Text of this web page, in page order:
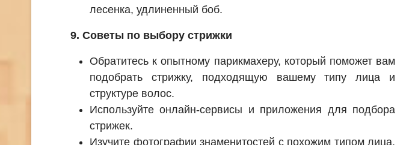
лесенка, удлиненный боб.
9. Советы по выбору стрижки
Обратитесь к опытному парикмахеру, который поможет вам
подобрать стрижку, подходящую вашему типу лица и
структуре волос.
Используйте онлайн-сервисы и приложения для подбора
стрижек.
Изучите фотографии знаменитостей с похожим типом лица,